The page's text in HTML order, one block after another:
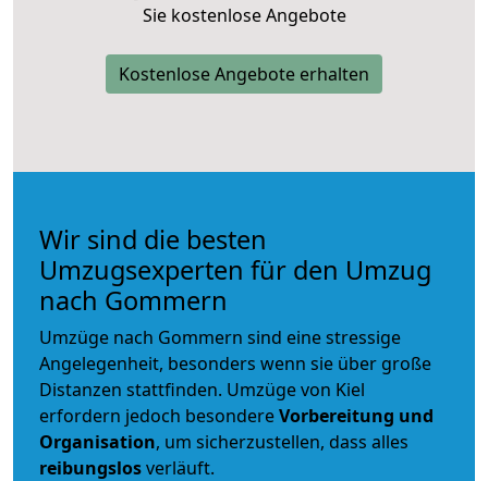
Sie kostenlose Angebote
Kostenlose Angebote erhalten
Wir sind die besten
Umzugsexperten für den Umzug
nach Gommern
Umzüge nach Gommern sind eine stressige
Angelegenheit, besonders wenn sie über große
Distanzen stattfinden. Umzüge von Kiel
erfordern jedoch besondereVorbereitung und
Organisation, um sicherzustellen, dass alles
reibungslosverläuft.